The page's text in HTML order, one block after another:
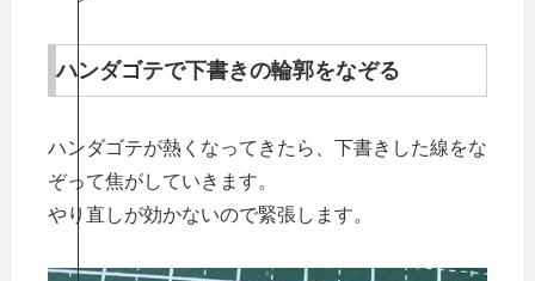
ハンダゴテで下書きの輪郭をなぞる
ハンダゴテが熱くなってきたら、下書きした線をな
ぞって焦がしていきます。
やり直しが効かないので緊張します。